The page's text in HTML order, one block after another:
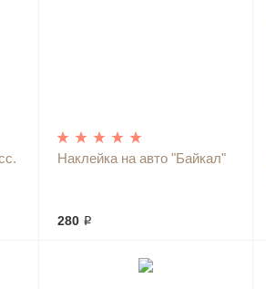
Наклейка на авто "Байкал"
280 ₽